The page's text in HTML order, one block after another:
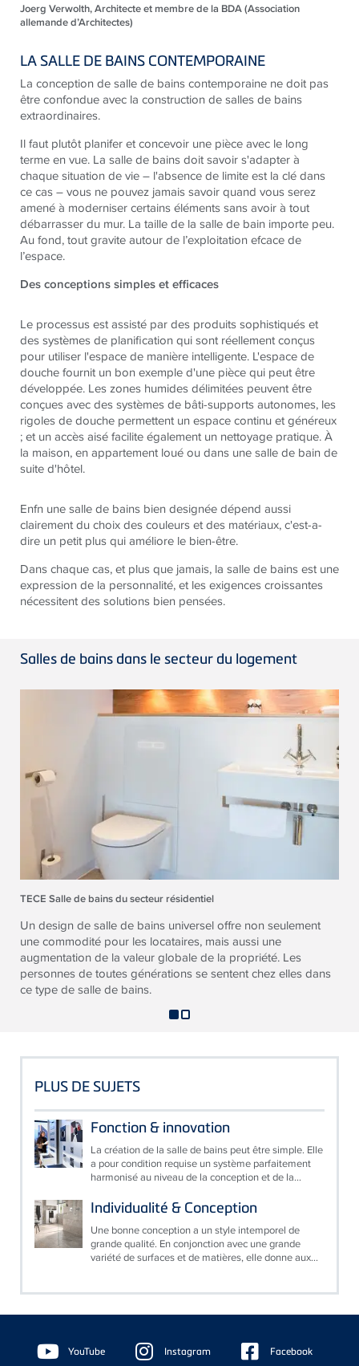
Joerg Verwolth, Architecte et membre de la BDA (Association
allemande d’Architectes)
LA SALLE DE BAINS CONTEMPORAINE
La conception de salle de bains contemporaine ne doit pas
être confondue avec la construction de salles de bains
extraordinaires.
Il faut plutôt planifer et concevoir une pièce avec le long
terme en vue. La salle de bains doit savoir s'adapter à
chaque situation de vie – l'absence de limite est la clé dans
ce cas – vous ne pouvez jamais savoir quand vous serez
amené à moderniser certains éléments sans avoir à tout
débarrasser du mur. La taille de la salle de bain importe peu.
Au fond, tout gravite autour de l’exploitation efcace de
l’espace.
Des conceptions simples et efficaces
Le processus est assisté par des produits sophistiqués et
des systèmes de planificationqui sont réellement conçus
pour utiliser l'espace de manière intelligente. L'espace de
douche fournit un bon exemple d'une pièce qui peut être
développée. Les zones humides délimitées peuvent être
conçues avec des systèmes de bâti-supports autonomes, les
rigoles de douche permettent un espace continu et généreux
; et un accès aisé facilite également un nettoyage pratique. À
la maison, en appartement loué ou dans une salle de bain de
suite d'hôtel.
Enfn une salle de bains bien designée dépend aussi
clairement du choix des couleurs et des matériaux, c'est-a-
dire un petit plus qui améliore le bien-être.
Dans chaque cas, et plus que jamais, la salle de bains est une
expression de la personnalité, et les exigences croissantes
nécessitent des solutions bien pensées.
Salles de bains dans le secteur du logement
TECE Salle de bains du secteur résidentiel
Un design de salle de bains universel offre non seulement
une commodité pour les locataires, mais aussi une
augmentation de la valeur globale de la propriété. Les
personnes de toutes générations se sentent chez elles dans
ce type de salle de bains.
PLUS DE SUJETS
Fonction & innovation
La création de la salle de bains peut être simple. Elle
a pour condition requise un système parfaitement
harmonisé au niveau de la conception et de la...
Individualité & Conception
Une bonne conception a un style intemporel de
grande qualité. En conjonction avec une grande
variété de surfaces et de matières, elle donne aux...
Floating
Sidebar YouTube Instagram Facebook